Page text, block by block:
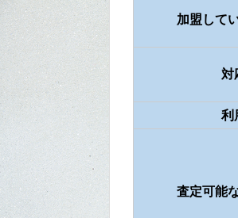
加盟して
対
利
査定可能